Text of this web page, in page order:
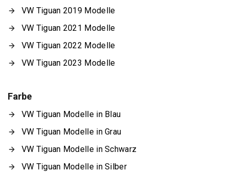
VW Tiguan 2019 Modelle
VW Tiguan 2021 Modelle
VW Tiguan 2022 Modelle
VW Tiguan 2023 Modelle
Farbe
VW Tiguan Modelle in Blau
VW Tiguan Modelle in Grau
VW Tiguan Modelle in Schwarz
VW Tiguan Modelle in Silber